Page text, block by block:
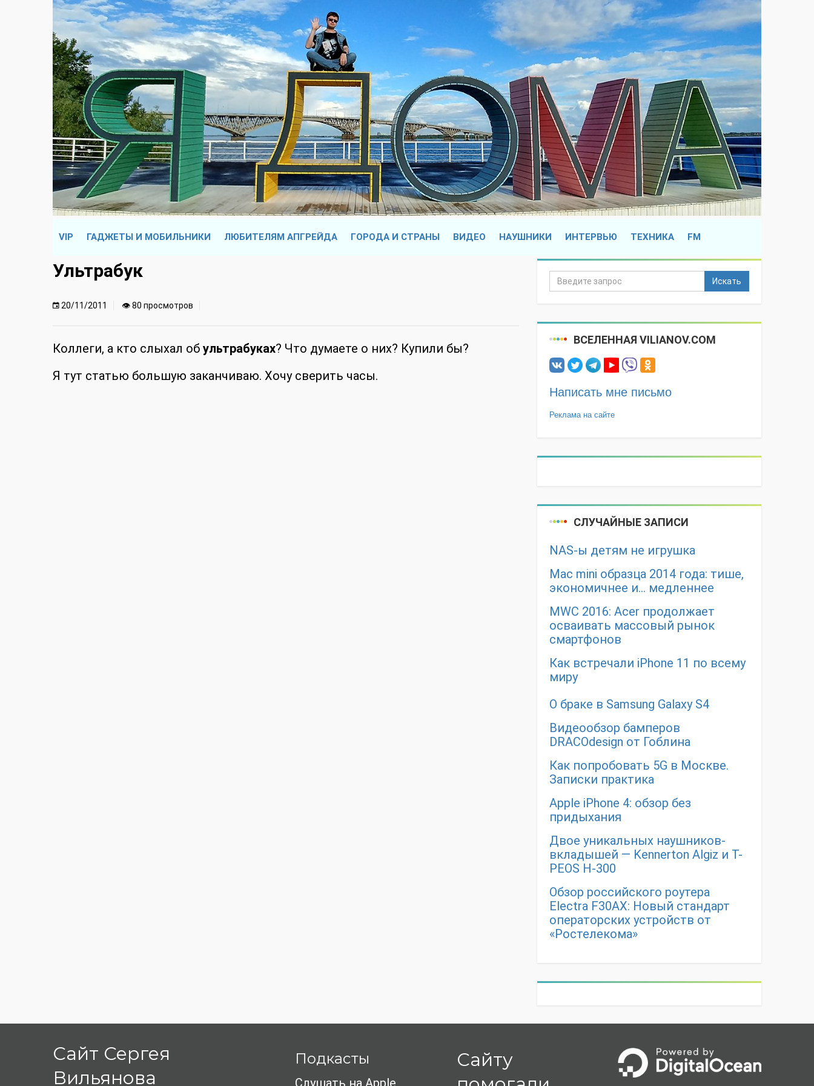
VIP ГАДЖЕТЫ И МОБИЛЬНИКИ ЛЮБИТЕЛЯМ АПГРЕЙДА ГОРОДА И СТРАНЫ ВИДЕО НАУШНИКИ ИНТЕРВЬЮ ТЕХНИКА FM
Ультрабук
20/11/2011 👁 80 просмотров
Коллеги, а кто слыхал об ультрабуках? Что думаете о них? Купили бы?
Я тут статью большую заканчиваю. Хочу сверить часы.
Искать
ВСЕЛЕННАЯ VILIANOV.COM
Написать мне письмо
Реклама на сайте
СЛУЧАЙНЫЕ ЗАПИСИ
NAS-ы детям не игрушка
Mac mini образца 2014 года: тише,
экономичнее и… медленнее
MWC 2016: Acer продолжает
осваивать массовый рынок
смартфонов
Как встречали iPhone 11 по всему
миру
О браке в Samsung Galaxy S4
Видеообзор бамперов
DRACOdesign от Гоблина
Как попробовать 5G в Москве.
Записки практика
Apple iPhone 4: обзор без
придыхания
Двое уникальных наушников-
вкладышей — Kennerton Algiz и T-
PEOS H-300
Обзор российского роутера
Electra F30AX: Новый стандарт
операторских устройств от
«Ростелекома»
Сайт Сергея
Вильянова
Подкасты
Слушать на Apple
Сайту